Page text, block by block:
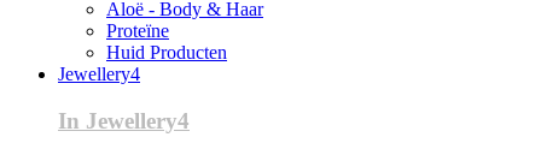
Aloë - Body & Haar
Proteïne
Huid Producten
Jewellery4
In Jewellery4